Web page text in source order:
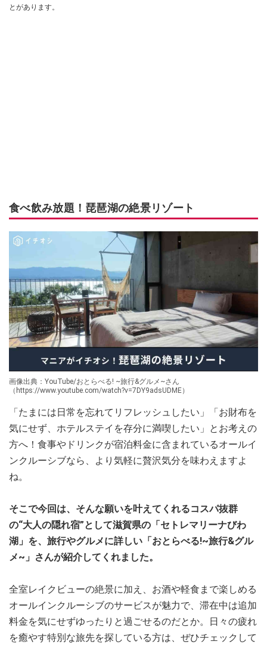
とがあります。
食べ飲み放題！琵琶湖の絶景リゾート
画像出典：YouTube/おとらべる! ~旅行&グルメ~さん
（https://www.youtube.com/watch?v=7DY9adsUDME）
「たまには日常を忘れてリフレッシュしたい」「お財布を
気にせず、ホテルステイを存分に満喫したい」とお考えの
方へ！食事やドリンクが宿泊料金に含まれているオールイ
ンクルーシブなら、より気軽に贅沢気分を味わえますよ
ね。
そこで今回は、そんな願いを叶えてくれるコスパ抜群
の“大人の隠れ宿”として滋賀県の「セトレマリーナびわ
湖」を、旅行やグルメに詳しい「おとらべる!~旅行&グル
メ~」さんが紹介してくれました。
全室レイクビューの絶景に加え、お酒や軽食まで楽しめる
オールインクルーシブのサービスが魅力で、滞在中は追加
料金を気にせずゆったりと過ごせるのだとか。日々の疲れ
を癒やす特別な旅先を探している方は、ぜひチェックして